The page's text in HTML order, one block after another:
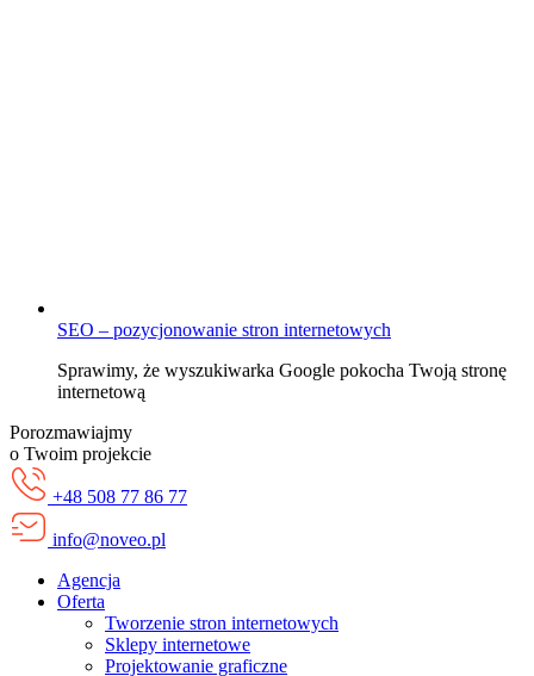
SEO – pozycjonowanie stron internetowych
Sprawimy, że wyszukiwarka Google pokocha Twoją stronę
internetową
Porozmawiajmy
o Twoim projekcie
+48 508 77 86 77
info@noveo.pl
Agencja
Oferta
Tworzenie stron internetowych
Sklepy internetowe
Projektowanie graficzne